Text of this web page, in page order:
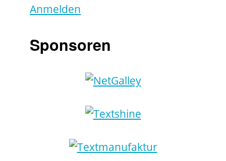
Anmelden
Sponsoren